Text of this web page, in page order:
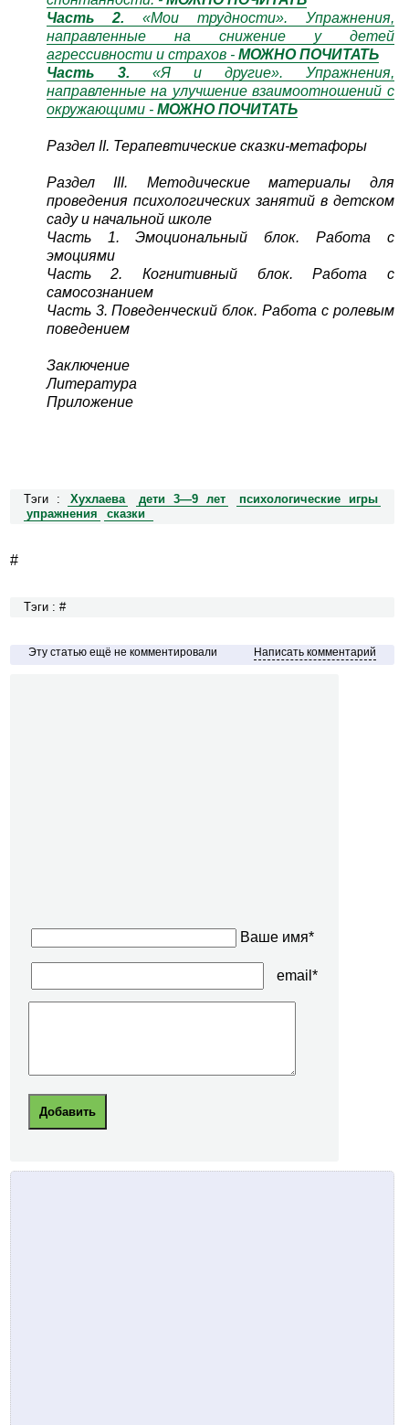
Часть 2. «Мои трудности». Упражнения,
направленные на снижение у детей
агрессивности и страхов - МОЖНО ПОЧИТАТЬ
Часть 3. «Я и другие». Упражнения,
направленные на улучшение взаимоотношений с
окружающими - МОЖНО ПОЧИТАТЬ
Раздел II. Терапевтические сказки-метафоры
Раздел III. Методические материалы для
проведения психологических занятий в детском
саду и начальной школе
Часть 1. Эмоциональный блок. Работа с
эмоциями
Часть 2. Когнитивный блок. Работа с
самосознанием
Часть 3. Поведенческий блок. Работа с ролевым
поведением
Заключение
Литература
Приложение
Тэги : Хухлаева дети 3—9 лет
психологические игры
упражнения
сказки
#
Тэги : #
Эту статью ещё не комментировали Написать комментарий
Ваше имя*
email*